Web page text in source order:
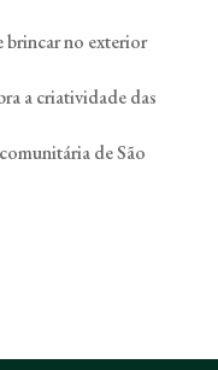
brincar no exterior
a criatividade das
de São